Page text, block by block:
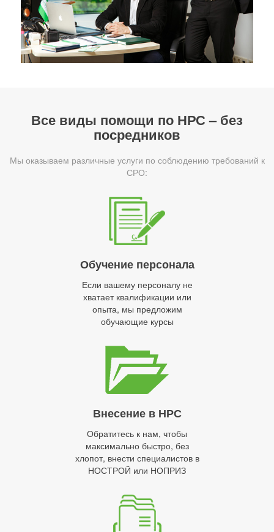
Все виды помощи по НРС – без
посредников
Мы оказываем различные услуги по соблюдению требований к
СРО:
Обучение персонала
Если вашему персоналу не
хватает квалификации или
опыта, мы предложим
обучающие курсы
Внесение в НРС
Обратитесь к нам, чтобы
максимально быстро, без
хлопот, внести специалистов в
НОСТРОЙ или НОПРИЗ